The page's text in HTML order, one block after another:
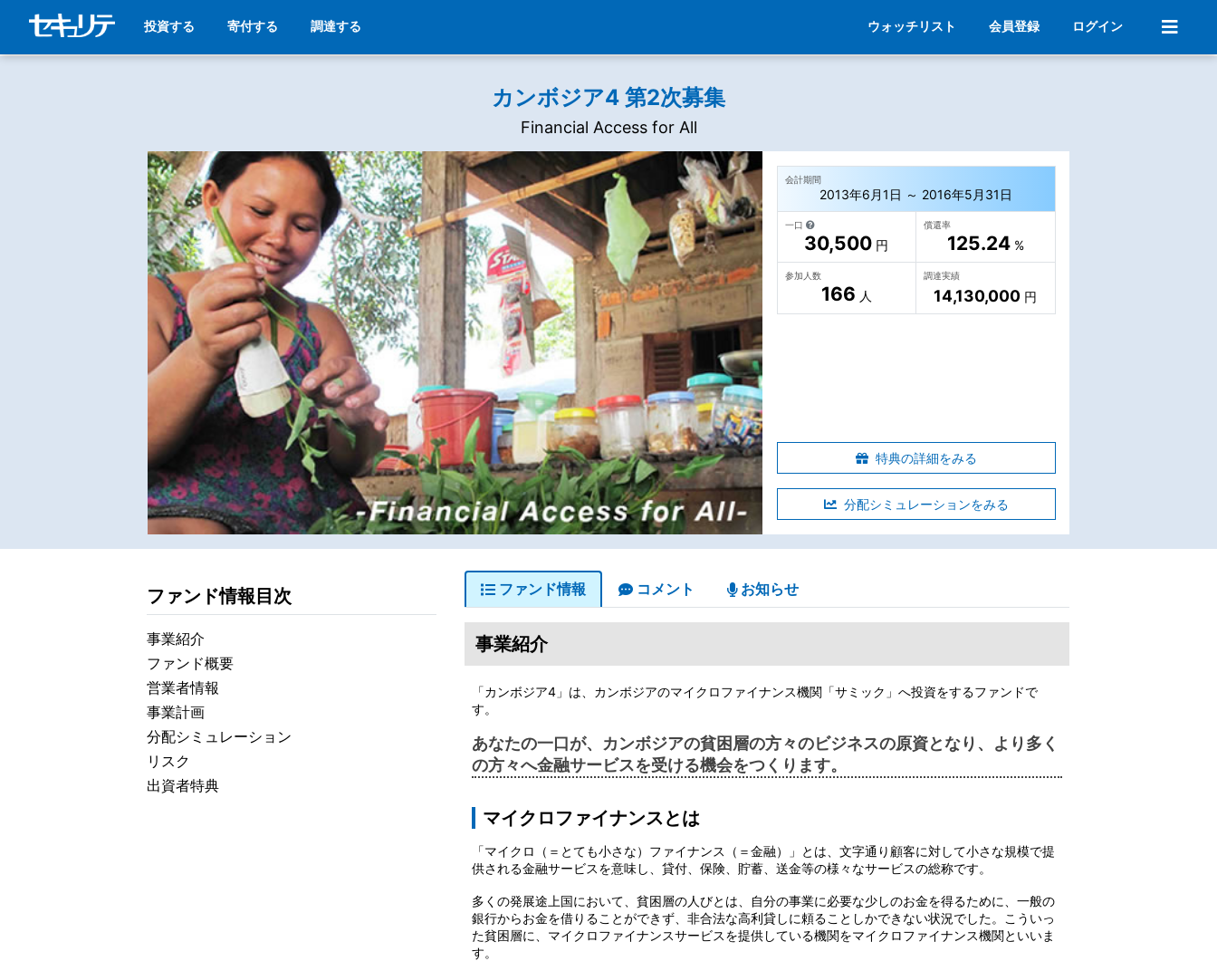
投資する 寄付する 調達する ウォッチリスト 会員登録 ログイン
カンボジア4 第2次募集
Financial Access for All
会計期間
2013年6月1日 ～ 2016年5月31日
一口
30,500 円
償還率
125.24%
参加人数
166 人
調達実績
14,130,000 円
特典の詳細をみる
分配シミュレーションをみる
ファンド情報目次
事業紹介
ファンド概要
営業者情報
事業計画
分配シミュレーション
リスク
出資者特典
ファンド情報 コメント お知らせ
事業紹介
「カンボジア4」は、カンボジアのマイクロファイナンス機関「サミック」へ投資をするファンドで
す。
あなたの一口が、カンボジアの貧困層の方々のビジネスの原資となり、より多く
の方々へ金融サービスを受ける機会をつくります。
マイクロファイナンスとは
「マイクロ（＝とても小さな）ファイナンス（＝金融）」とは、文字通り顧客に対して小さな規模で提
供される金融サービスを意味し、貸付、保険、貯蓄、送金等の様々なサービスの総称です。
多くの発展途上国において、貧困層の人びとは、自分の事業に必要な少しのお金を得るために、一般の
銀行からお金を借りることができず、非合法な高利貸しに頼ることしかできない状況でした。こういっ
た貧困層に、マイクロファイナンスサービスを提供している機関をマイクロファイナンス機関といいま
す。